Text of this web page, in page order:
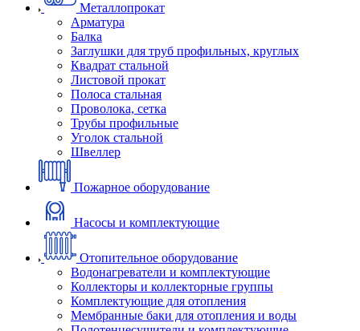
Металлопрокат
Арматура
Балка
Заглушки для труб профильных, круглых
Квадрат стальной
Листовой прокат
Полоса стальная
Проволока, сетка
Трубы профильные
Уголок стальной
Швеллер
Пожарное оборудование
Насосы и комплектующие
Отопительное оборудование
Водонагреватели и комплектующие
Коллекторы и коллекторные группы
Комплектующие для отопления
Мембранные баки для отопления и воды